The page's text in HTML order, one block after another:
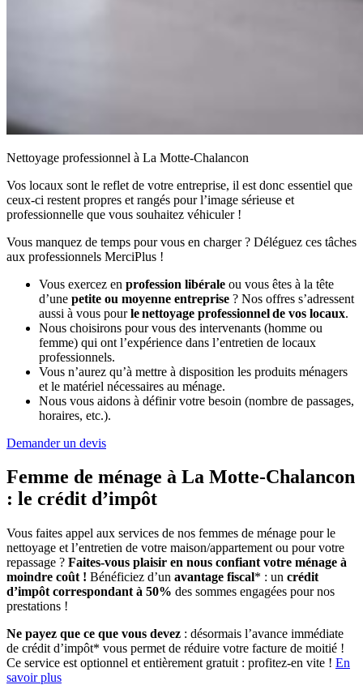
Nettoyage professionnel à La Motte-Chalancon
Vos locaux sont le reflet de votre entreprise, il est donc essentiel que
ceux-ci restent propres et rangés pour l’image sérieuse et
professionnelle que vous souhaitez véhiculer !
Vous manquez de temps pour vous en charger ? Déléguez ces tâches
aux professionnels MerciPlus !
Vous exercez en profession libérale ou vous êtes à la tête
d’une petite ou moyenne entreprise ? Nos offres s’adressent
aussi à vous pourle nettoyage professionnel de vos locaux.
Nous choisirons pour vous des intervenants (homme ou
femme) qui ont l’expérience dans l’entretien de locaux
professionnels.
Vous n’aurez qu’à mettre à disposition les produits ménagers
et le matériel nécessaires au ménage.
Nous vous aidons à définir votre besoin (nombre de passages,
horaires, etc.).
Demander un devis
Femme de ménage à La Motte-Chalancon
: le crédit d’impôt
Vous faites appel aux services de nos femmes de ménage pour le
nettoyage et l’entretien de votre maison/appartement ou pour votre
repassage ? Faites-vous plaisir en nous confiant votre ménage à
moindre coût ! Bénéficiez d’un avantage fiscal* : un crédit
d’impôt correspondant à 50% des sommes engagées pour nos
prestations !
Ne payez que ce que vous devez : désormais l’avance immédiate
de crédit d’impôt* vous permet de réduire votre facture de moitié !
Ce service est optionnel et entièrement gratuit : profitez-en vite ! En
savoir plus